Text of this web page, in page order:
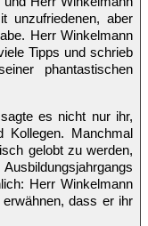
unzufriedenen, aber
Herr Winkelmann
Tipps und schrieb
phantastischen
es nicht nur ihr,
Kollegen. Manchmal
gelobt zu werden,
Herr Winkelmann
dass er ihr